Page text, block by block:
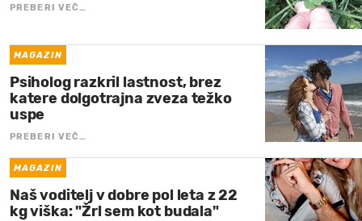
PREBERI VEČ…
MAGAZIN
Psiholog razkril lastnost, brez
katere dolgotrajna zveza težko
uspe
PREBERI VEČ…
MAGAZIN
Naš voditelj v dobre pol leta z 22
kg viška: "Žrl sem kot budala"